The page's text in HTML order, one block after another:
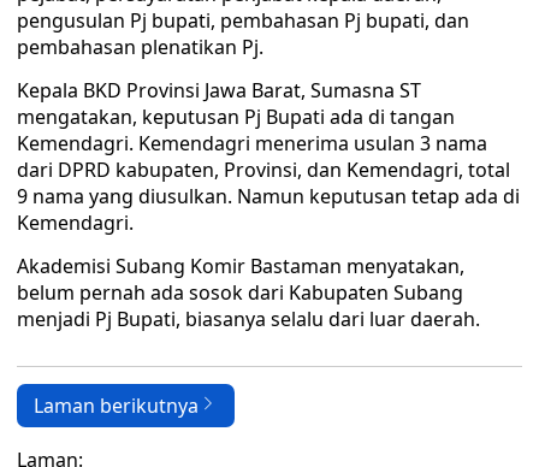
pengusulan Pj bupati, pembahasan Pj bupati, dan
pembahasan plenatikan Pj.
Kepala BKD Provinsi Jawa Barat, Sumasna ST
mengatakan, keputusan Pj Bupati ada di tangan
Kemendagri. Kemendagri menerima usulan 3 nama
dari DPRD kabupaten, Provinsi, dan Kemendagri, total
9 nama yang diusulkan. Namun keputusan tetap ada di
Kemendagri.
Akademisi Subang Komir Bastaman menyatakan,
belum pernah ada sosok dari Kabupaten Subang
menjadi Pj Bupati, biasanya selalu dari luar daerah.
Laman berikutnya
Laman: